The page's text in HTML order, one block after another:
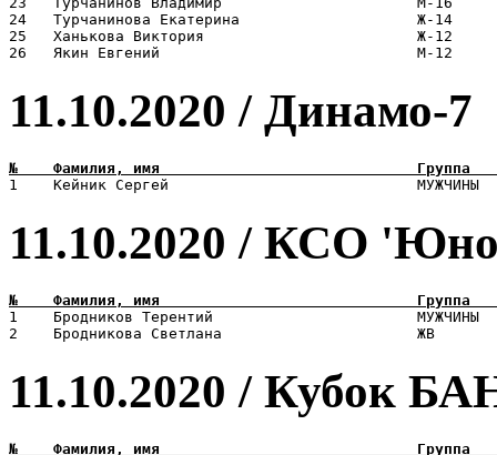
24   Турчанинова Екатерина
25   Ханькова Виктория                        Ж-
11.10.2020 / Динамо-7
11.10.2020 / КСО
1    Бродников Терентий
11.10.2020 / Кубок